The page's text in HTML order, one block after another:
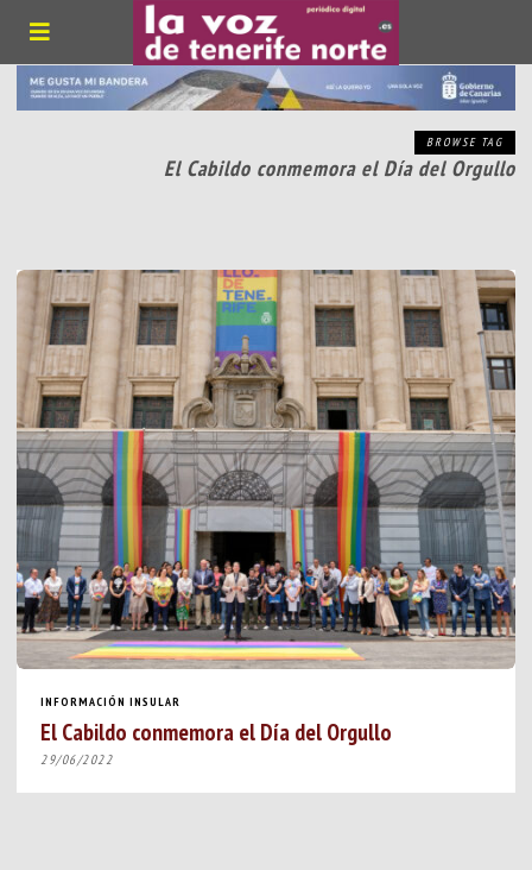
BROWSE TAG
El Cabildo conmemora el Día del Orgullo
INFORMACIÓN INSULAR
El Cabildo conmemora el Día del Orgullo
29/06/2022